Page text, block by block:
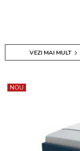
VEZI MAI MULT
NOU